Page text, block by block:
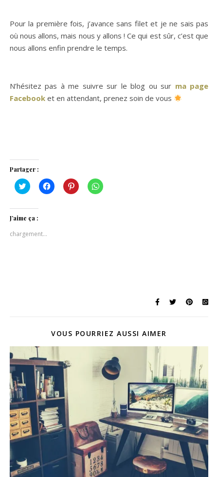
Pour la première fois, j’avance sans filet et je ne sais pas
où nous allons, mais nous y allons ! Ce qui est sûr, c’est que
nous allons enfin prendre le temps.
N’hésitez pas à me suivre sur le blog ou sur ma page
Facebook et en attendant, prenez soin de vous
Partager :
Cliquez
pour
Twitter(ouvre
dans
une
fenêtre)
Cliquez
pour
Cliquez
pour
Cliquez
pour
J’aime ça :
chargement…
VOUS POURRIEZ AUSSI AIMER